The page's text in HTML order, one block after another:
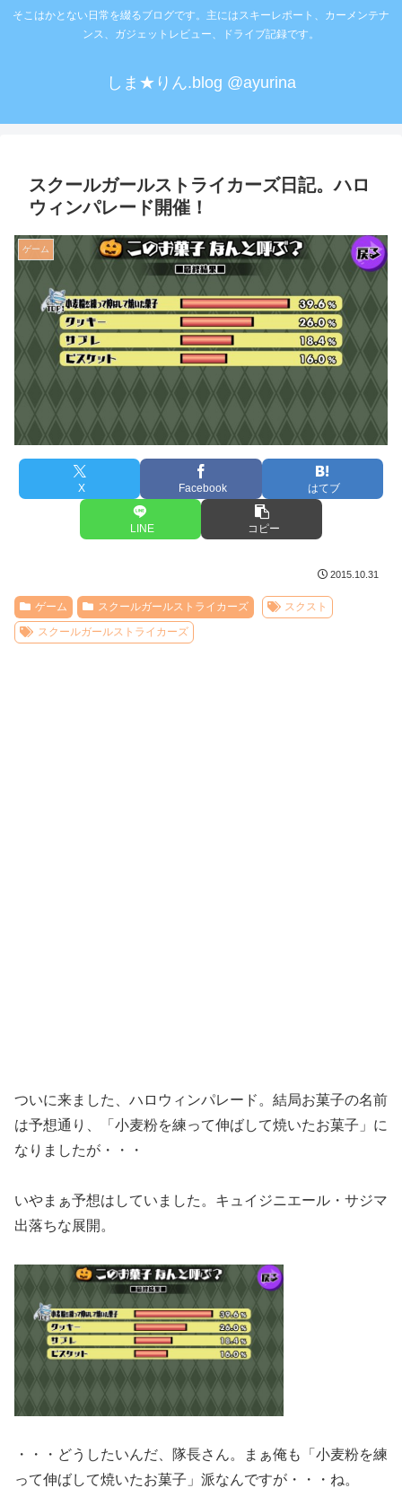
そこはかとない日常を綴るブログです。主にはスキーレポート、カーメンテナ
ンス、ガジェットレビュー、ドライブ記録です。
しま★りん.blog @ayurina
スクールガールストライカーズ日記。ハロ
ウィンパレード開催！
ゲーム
X Facebook はてブ
LINE コピー
2015.10.31
ゲーム スクールガールストライカーズ
スクスト
スクールガールストライカーズ
ついに来ました、ハロウィンパレード。結局お菓子の名前
は予想通り、「小麦粉を練って伸ばして焼いたお菓子」に
なりましたが・・・
いやまぁ予想はしていました。キュイジニエール・サジマ
出落ちな展開。
・・・どうしたいんだ、隊長さん。まぁ俺も「小麦粉を練
って伸ばして焼いたお菓子」派なんですが・・・ね。